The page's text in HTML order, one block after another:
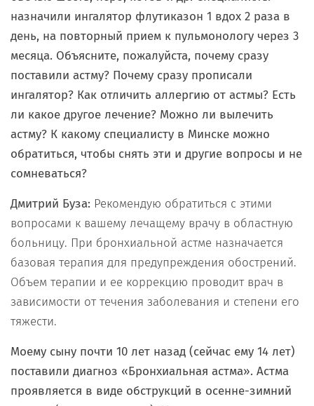
назначили ингалятор флутиказон 1 вдох 2 раза в
день, на повторный прием к пульмонологу через 3
месяца. Объясните, пожалуйста, почему сразу
поставили астму? Почему сразу прописали
ингалятор? Как отличить аллергию от астмы? Есть
ли какое другое лечение? Можно ли вылечить
астму? К какому специалисту в Минске можно
обратиться, чтобы снять эти и другие вопросы и не
сомневаться?
Дмитрий Буза: Рекомендую обратиться с этими
вопросами к вашему лечащему врачу в областную
больницу. При бронхиальной астме назначается
базовая терапия для предупреждения обострений.
Объем терапии и ее коррекцию проводит врач в
зависимости от течения заболевания и степени его
тяжести.
Моему сыну почти 10 лет назад (сейчас ему 14 лет)
поставили диагноз «Бронхиальная астма». Астма
проявляется в виде обструкций в осенне-зимний